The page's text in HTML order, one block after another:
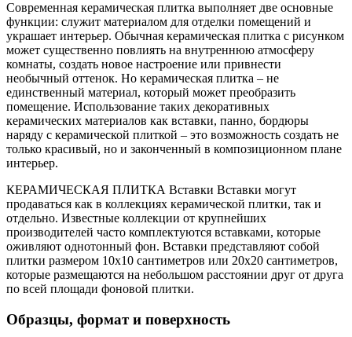
Современная керамическая плитка выполняет две основные
функции: служит материалом для отделки помещений и
украшает интерьер. Обычная керамическая плитка с рисунком
может существенно повлиять на внутреннюю атмосферу
комнаты, создать новое настроение или привнести
необычный оттенок. Но керамическая плитка – не
единственный материал, который может преобразить
помещение. Использование таких декоративных
керамических материалов как вставки, панно, бордюры
наряду с керамической плиткой – это возможность создать не
только красивый, но и законченный в композиционном плане
интерьер.
КЕРАМИЧЕСКАЯ ПЛИТКА Вставки Вставки могут
продаваться как в коллекциях керамической плитки, так и
отдельно. Известные коллекции от крупнейших
производителей часто комплектуются вставками, которые
оживляют однотонный фон. Вставки представляют собой
плитки размером 10х10 сантиметров или 20х20 сантиметров,
которые размещаются на небольшом расстоянии друг от друга
по всей площади фоновой плитки.
Образцы, формат и поверхность